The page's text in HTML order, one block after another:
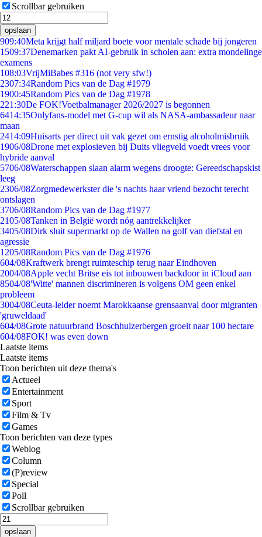
Scrollbar gebruiken
opslaan
909:40Meta krijgt half miljard boete voor mentale schade bij jongeren
1509:37Denemarken pakt AI-gebruik in scholen aan: extra mondelinge
examens
108:03VrijMiBabes #316 (not very sfw!)
2307:34Random Pics van de Dag #1979
1900:45Random Pics van de Dag #1978
221:30De FOK!Voetbalmanager 2026/2027 is begonnen
6414:35Onlyfans-model met G-cup wil als NASA-ambassadeur naar
maan
2414:09Huisarts per direct uit vak gezet om ernstig alcoholmisbruik
1906/08Drone met explosieven bij Duits vliegveld voedt vrees voor
hybride aanval
5706/08Waterschappen slaan alarm wegens droogte: Gereedschapskist
leeg
2306/08Zorgmedewerkster die 's nachts haar vriend bezocht terecht
ontslagen
3706/08Random Pics van de Dag #1977
2105/08Tanken in België wordt nóg aantrekkelijker
3405/08Dirk sluit supermarkt op de Wallen na golf van diefstal en
agressie
1205/08Random Pics van de Dag #1976
604/08Kraftwerk brengt ruimteschip terug naar Eindhoven
2004/08Apple vecht Britse eis tot inbouwen backdoor in iCloud aan
8504/08'Witte' mannen discrimineren is volgens OM geen enkel
probleem
3004/08Ceuta-leider noemt Marokkaanse grensaanval door migranten
'gruweldaad'
604/08Grote natuurbrand Boschhuizerbergen groeit naar 100 hectare
604/08FOK! was even down
Laatste items
Laatste items
Toon berichten uit deze thema's
Actueel
Entertainment
Sport
Film & Tv
Games
Toon berichten van deze types
Weblog
Column
(P)review
Special
Poll
Scrollbar gebruiken
opslaan